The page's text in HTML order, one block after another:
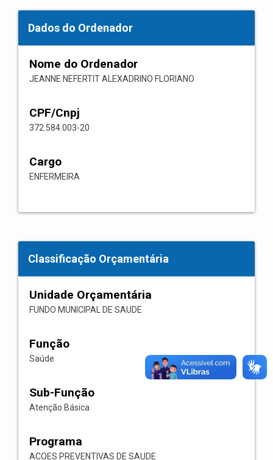
Dados do Ordenador
Nome do Ordenador
JEANNE NEFERTIT ALEXADRINO FLORIANO
CPF/Cnpj
372.584.003-20
Cargo
ENFERMEIRA
Classificação Orçamentária
Unidade Orçamentária
FUNDO MUNICIPAL DE SAUDE
Função
Saúde
Sub-Função
Atenção Básica
Programa
ACOES PREVENTIVAS DE SAUDE